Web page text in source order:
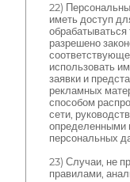
22)
иметь доступ
обрабатываться
разрешено
использовать
заявки и
рекламных
способом
сети,
определенными
персональных
23) Случаи, не
правилами,